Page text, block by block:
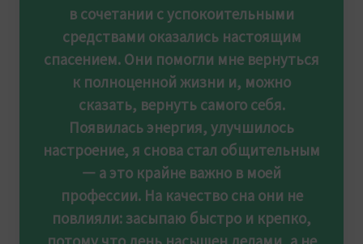
в сочетании с успокоительными
средствами оказались настоящим
спасением. Они помогли мне вернуться
к полноценной жизни и, можно
сказать, вернуть самого себя.
Появилась энергия, улучшилось
настроение, я снова стал общительным
— а это крайне важно в моей
профессии. На качество сна они не
повлияли: засыпаю быстро и крепко,